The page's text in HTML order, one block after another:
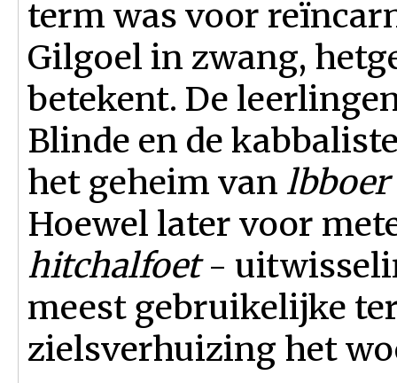
term was voor
Gilgoel in zwang,
betekent. De
Blinde en de
het geheim van lbboer
Hoewel later voor
hitchalfoet-
meest gebruikelijke
zielsverhuizing het